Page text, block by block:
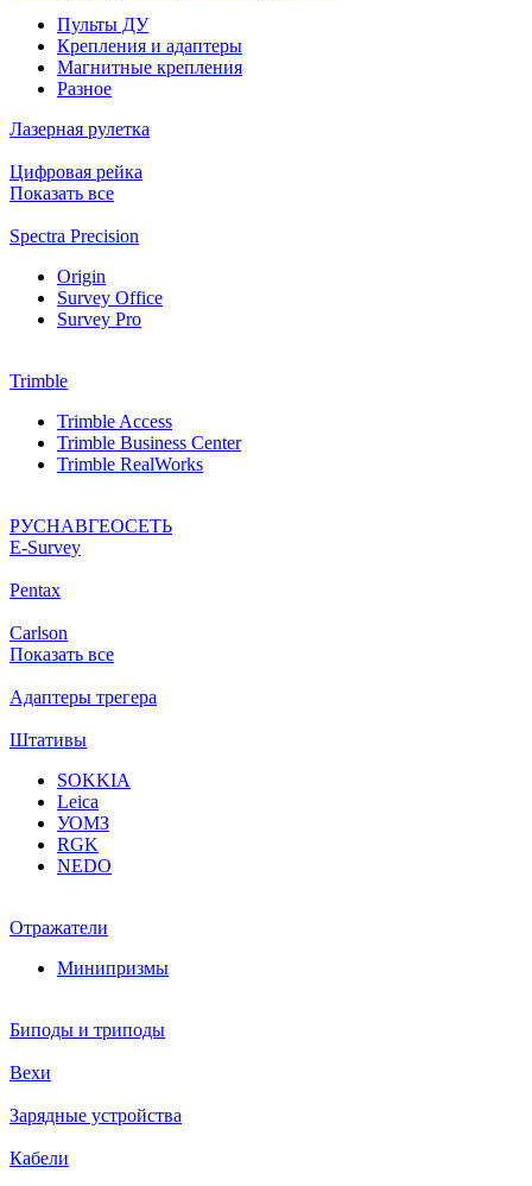
Пульты ДУ
Крепления и адаптеры
Магнитные крепления
Разное
Лазерная рулетка
Цифровая рейка
Показать все
Spectra Precision
Origin
Survey Office
Survey Pro
Trimble
Trimble Access
Trimble Business Center
Trimble RealWorks
РУСНАВГЕОСЕТЬ
Е-Survey
Pentax
Carlson
Показать все
Адаптеры трегера
Штативы
SOKKIA
Leica
УОМЗ
RGK
NEDO
Отражатели
Минипризмы
Биподы и триподы
Вехи
Зарядные устройства
Кабели